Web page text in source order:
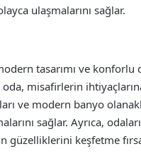
ulaşmalarını sağlar.
tasarımı ve
misafirlerin
ve modern banyo
sağlar. Ayrıca,
güzelliklerini keşfetme